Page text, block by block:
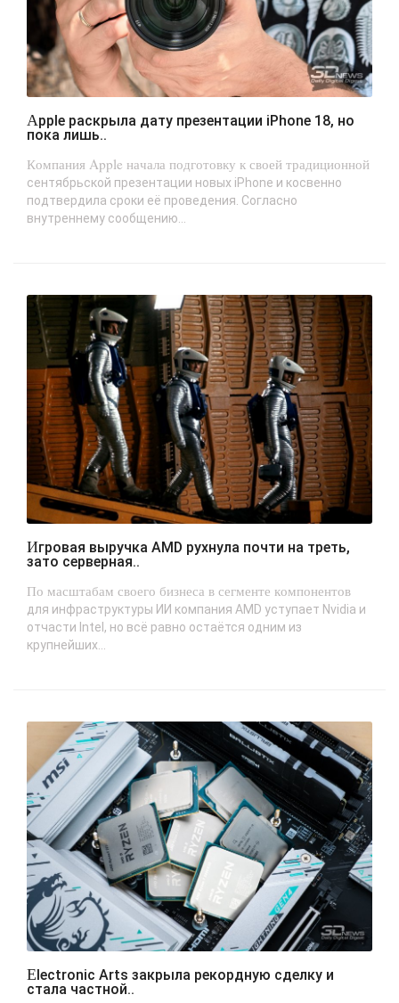
Apple раскрыла дату презентации iPhone 18, но
пока лишь..
Компания Apple начала подготовку к своей традиционной
сентябрьской презентации новых iPhone и косвенно
подтвердила сроки её проведения. Согласно
внутреннему сообщению...
Игровая выручка AMD рухнула почти на треть,
зато серверная..
По масштабам своего бизнеса в сегменте компонентов
для инфраструктуры ИИ компания AMD уступает Nvidia и
отчасти Intel, но всё равно остаётся одним из
крупнейших...
Electronic Arts закрыла рекордную сделку и
стала частной..